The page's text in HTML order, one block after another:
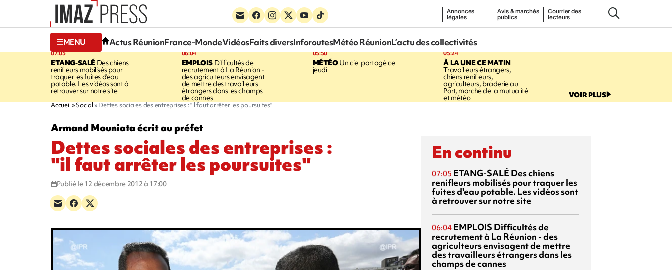
Annonces
légales
Avis & marchés
publics
Courrier des
lecteurs
MENU Actus RéunionFrance-MondeVidéosFaits diversInforoutesMétéo RéunionL’actu des collectivités
07:05
ETANG-SALÉ Des chiens
renifleurs mobilisés pour
traquer les fuites d'eau
potable. Les vidéos sont à
retrouver sur notre site
06:04
EMPLOIS Difficultés de
recrutement à La Réunion -
des agriculteurs envisagent
de mettre des travailleurs
étrangers dans les champs
de cannes
05:50
MÉTÉOUn ciel partagé ce
jeudi
05:24
À LA UNE CE MATIN
Travailleurs étrangers,
chiens renifleurs,
agriculteurs, braderie au
Port, marche de la mutualité
et météo VOIR PLUS
Accueil Social Dettes sociales des entreprises : "il faut arrêter les poursuites"
Armand Mouniata écrit au préfet
Dettes sociales des entreprises :
"il faut arrêter les poursuites"
Publié le 12 décembre 2012 à 17:00
En continu
07:05 ETANG-SALÉ Des chiens
renifleurs mobilisés pour traquer les
fuites d'eau potable. Les vidéos sont
à retrouver sur notre site
06:04 EMPLOIS Difficultés de
recrutement à La Réunion - des
agriculteurs envisagent de mettre
des travailleurs étrangers dans les
champs de cannes